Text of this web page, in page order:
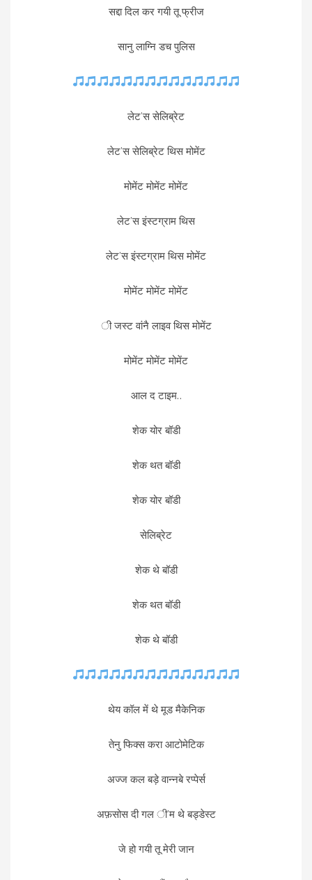
सद्दा दिल कर गयी तू फ्रीज
सानु लाग्नि डच पुलिस
लेट’स सेलिब्रेट
लेट’स सेलिब्रेट थिस मोमेंट
मोमेंट मोमेंट मोमेंट
लेट’स इंस्टग्राम थिस
लेट’स इंस्टग्राम थिस मोमेंट
मोमेंट मोमेंट मोमेंट
ी जस्ट वांनै लाइव थिस मोमेंट
मोमेंट मोमेंट मोमेंट
आल द टाइम..
शेक योर बॉडी
शेक थत बॉडी
शेक योर बॉडी
सेलिब्रेट
शेक थे बॉडी
शेक थत बॉडी
शेक थे बॉडी
थेय कॉल में थे मूड मैकेनिक
तेनु फिक्स करा आटोमेटिक
अज्ज कल बड़े वान्नबे रप्पेर्स
अफ़सोस दी गल ी’म थे बड्डेस्ट
जे हो गयी तू मेरी जान